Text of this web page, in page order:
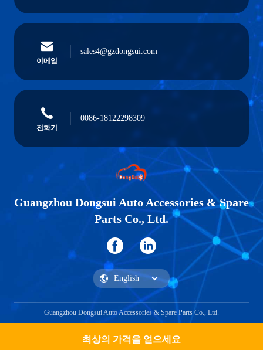
최상의 가격을 얻으세요
이메일
sales4@gzdongsui.com
전화기
0086-18122298309
Guangzhou Dongsui Auto Accessories & Spare
Parts Co., Ltd.
Guangzhou Dongsui Auto Accessories & Spare Parts Co., Ltd.